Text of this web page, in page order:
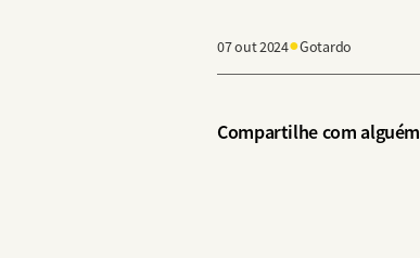
07 out 2024●Gotardo
Compartilhe com alguém